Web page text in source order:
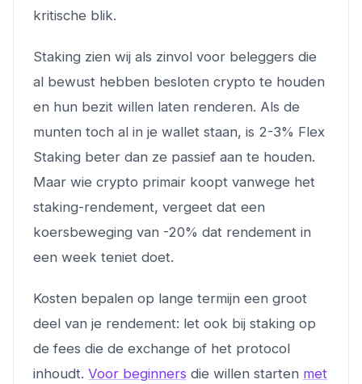
kritische blik.
Staking zien wij als zinvol voor beleggers die
al bewust hebben besloten crypto te houden
en hun bezit willen laten renderen. Als de
munten toch al in je wallet staan, is 2-3% Flex
Staking beter dan ze passief aan te houden.
Maar wie crypto primair koopt vanwege het
staking-rendement, vergeet dat een
koersbeweging van -20% dat rendement in
een week teniet doet.
Kosten bepalen op lange termijn een groot
deel van je rendement: let ook bij staking op
de fees die de exchange of het protocol
inhoudt. Voor beginners die willen starten met